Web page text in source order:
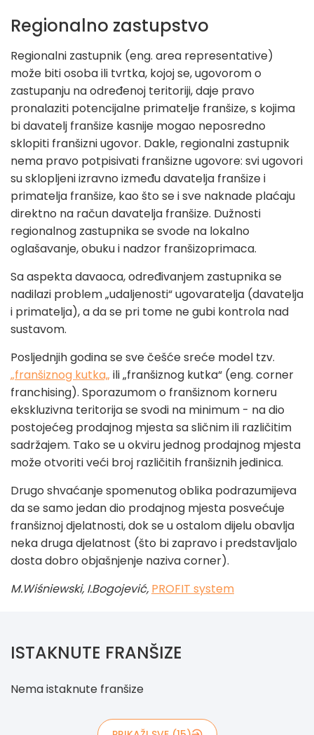
Regionalno zastupstvo
Regionalni zastupnik (eng. area representative)
može biti osoba ili tvrtka, kojoj se, ugovorom o
zastupanju na određenoj teritoriji, daje pravo
pronalaziti potencijalne primatelje franšize, s kojima
bi davatelj franšize kasnije mogao neposredno
sklopiti franšizni ugovor. Dakle, regionalni zastupnik
nema pravo potpisivati franšizne ugovore: svi ugovori
su sklopljeni izravno između davatelja franšize i
primatelja franšize, kao što se i sve naknade plaćaju
direktno na račun davatelja franšize. Dužnosti
regionalnog zastupnika se svode na lokalno
oglašavanje, obuku i nadzor franšizoprimaca.
Sa aspekta davaoca, određivanjem zastupnika se
nadilazi problem „udaljenosti“ ugovaratelja (davatelja
i primatelja), a da se pri tome ne gubi kontrola nad
sustavom.
Posljednjih godina se sve češće sreće model tzv.
„franšiznog kutka„ ili „franšiznog kutka“ (eng. corner
franchising). Sporazumom o franšiznom korneru
ekskluzivna teritorija se svodi na minimum - na dio
postojećeg prodajnog mjesta sa sličnim ili različitim
sadržajem. Tako se u okviru jednog prodajnog mjesta
može otvoriti veći broj različitih franšiznih jedinica.
Drugo shvaćanje spomenutog oblika podrazumijeva
da se samo jedan dio prodajnog mjesta posvećuje
franšiznoj djelatnosti, dok se u ostalom dijelu obavlja
neka druga djelatnost (što bi zapravo i predstavljalo
dosta dobro objašnjenje naziva corner).
M.Wiśniewski, I.Bogojević, PROFIT system
ISTAKNUTE FRANŠIZE
Nema istaknute franšize